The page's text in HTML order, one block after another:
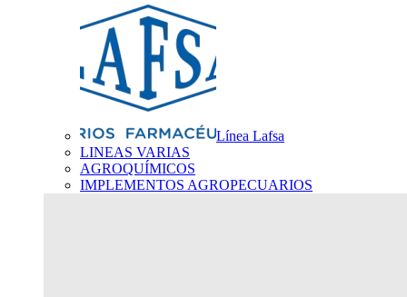
Línea Lafsa
LINEAS VARIAS
AGROQUÍMICOS
IMPLEMENTOS AGROPECUARIOS